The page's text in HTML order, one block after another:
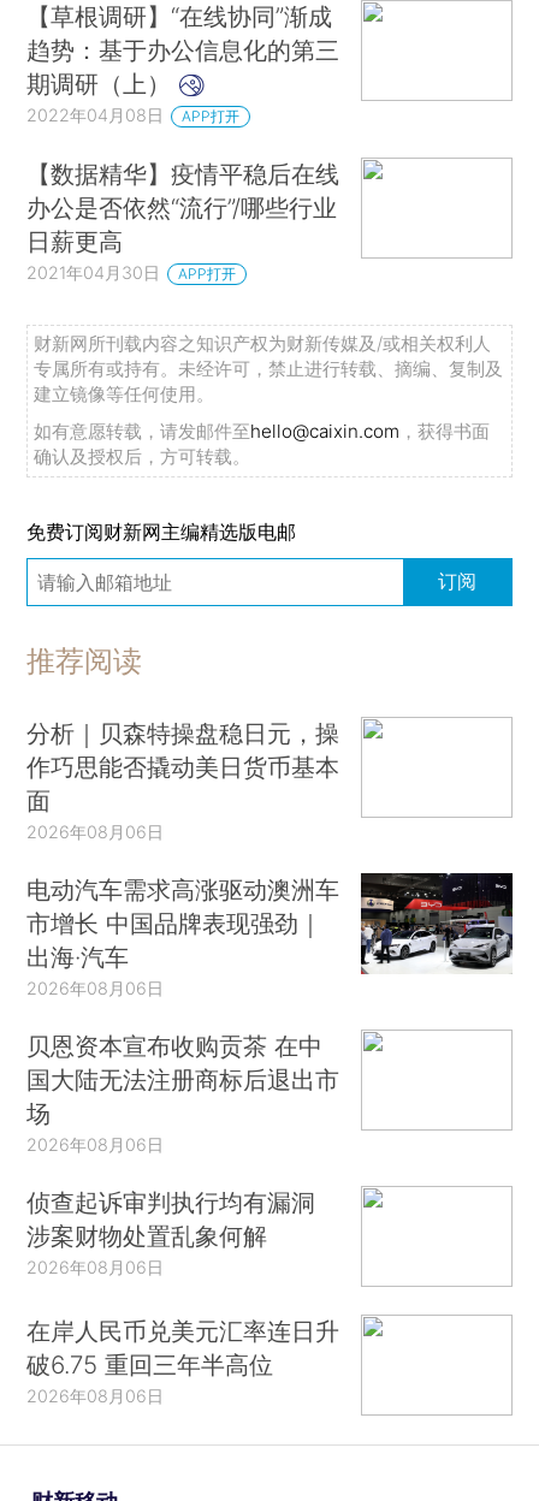
【草根调研】“在线协同”渐成
趋势：基于办公信息化的第三
期调研（上）
2022年04月08日 APP打开
【数据精华】疫情平稳后在线
办公是否依然“流行”/哪些行业
日薪更高
2021年04月30日 APP打开
财新网所刊载内容之知识产权为财新传媒及/或相关权利人
专属所有或持有。未经许可，禁止进行转载、摘编、复制及
建立镜像等任何使用。
如有意愿转载，请发邮件至hello@caixin.com ，获得书面
确认及授权后，方可转载。
免费订阅财新网主编精选版电邮
订阅
推荐阅读
分析｜贝森特操盘稳日元，操
作巧思能否撬动美日货币基本
面
2026年08月06日
电动汽车需求高涨驱动澳洲车
市增长 中国品牌表现强劲｜
出海·汽车
2026年08月06日
贝恩资本宣布收购贡茶 在中
国大陆无法注册商标后退出市
场
2026年08月06日
侦查起诉审判执行均有漏洞
涉案财物处置乱象何解
2026年08月06日
在岸人民币兑美元汇率连日升
破6.75 重回三年半高位
2026年08月06日